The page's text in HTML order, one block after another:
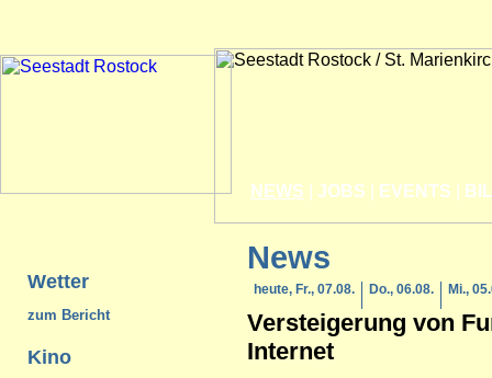
NEWS JOBS EVENTS
Wetter
zum Bericht
Kino
News
heute, Fr., 07.08. Do., 06.08. Mi.,
Versteigerung von
Internet